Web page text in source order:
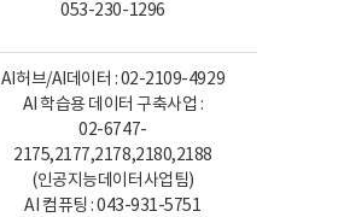
053-230-1296
AI허브/AI데이터 : 02-2109-4929
AI 학습용 데이터 구축사업 :
02-6747-
2175,2177,2178,2180,2188
(인공지능데이터사업팀)
AI 컴퓨팅 : 043-931-5751